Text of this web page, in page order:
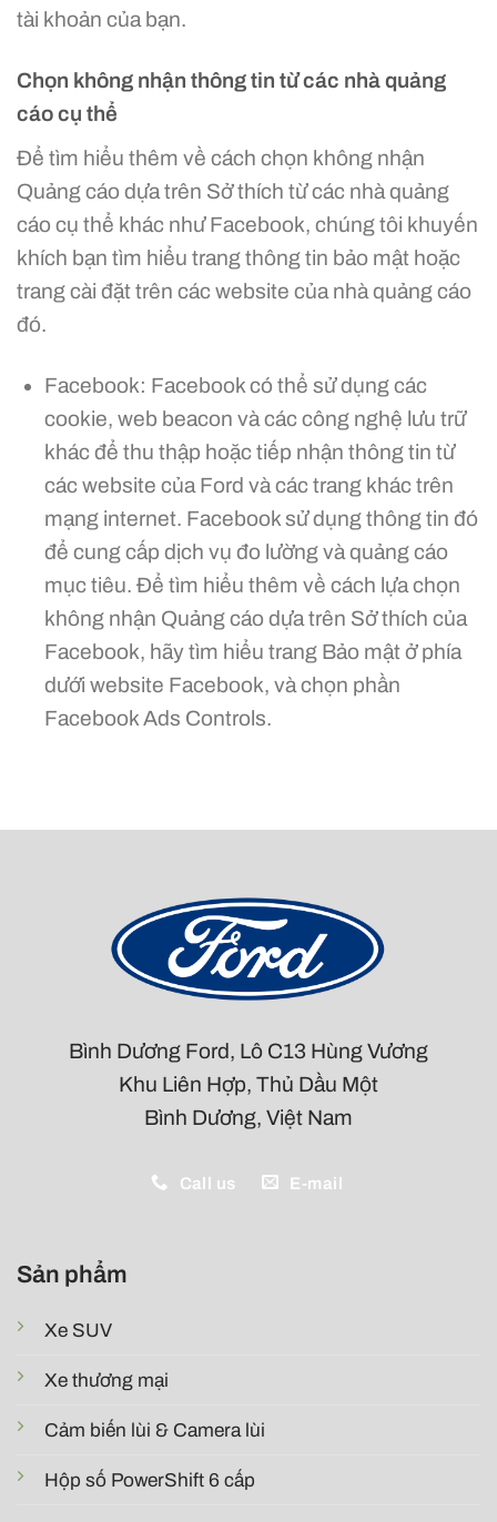
tài khoản của bạn.
Chọn không nhận thông tin từ các nhà quảng
cáo cụ thể
Để tìm hiểu thêm về cách chọn không nhận
Quảng cáo dựa trên Sở thích từ các nhà quảng
cáo cụ thể khác như Facebook, chúng tôi khuyến
khích bạn tìm hiểu trang thông tin bảo mật hoặc
trang cài đặt trên các website của nhà quảng cáo
đó.
Facebook: Facebook có thể sử dụng các
cookie, web beacon và các công nghệ lưu trữ
khác để thu thập hoặc tiếp nhận thông tin từ
các website của Ford và các trang khác trên
mạng internet. Facebook sử dụng thông tin đó
để cung cấp dịch vụ đo lường và quảng cáo
mục tiêu. Để tìm hiểu thêm về cách lựa chọn
không nhận Quảng cáo dựa trên Sở thích của
Facebook, hãy tìm hiểu trang Bảo mật ở phía
dưới website Facebook, và chọn phần
Facebook Ads Controls.
Bình Dương Ford, Lô C13 Hùng Vương
Khu Liên Hợp, Thủ Dầu Một
Bình Dương, Việt Nam
Call us E-mail
Sản phẩm
Xe SUV
Xe thương mại
Cảm biến lùi & Camera lùi
Hộp số PowerShift 6 cấp